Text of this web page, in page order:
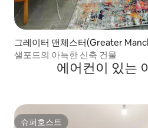
그레이터 맨체스터(Greater
샐포드의 아늑한 신축 건물
에어컨이 있는
슈퍼호스트